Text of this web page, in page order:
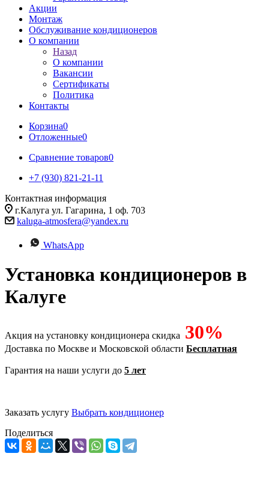
Акции
Монтаж
Обслуживание кондиционеров
О компании
Назад
О компании
Вакансии
Сертификаты
Политика
Контакты
Корзина0
Отложенные0
Сравнение товаров0
+7 (930) 821-21-11
Контактная информация
г.Калуга ул. Гагарина, 1 оф. 703
kaluga-atmosfera@yandex.ru
WhatsApp
Установка кондиционеров в
Калуге
Акция на установку кондиционера скидка 30%
Доставка по Москве и Московской области Бесплатная
Гарантия на наши услуги до 5 лет
Заказать услугу Выбрать кондиционер
Поделиться